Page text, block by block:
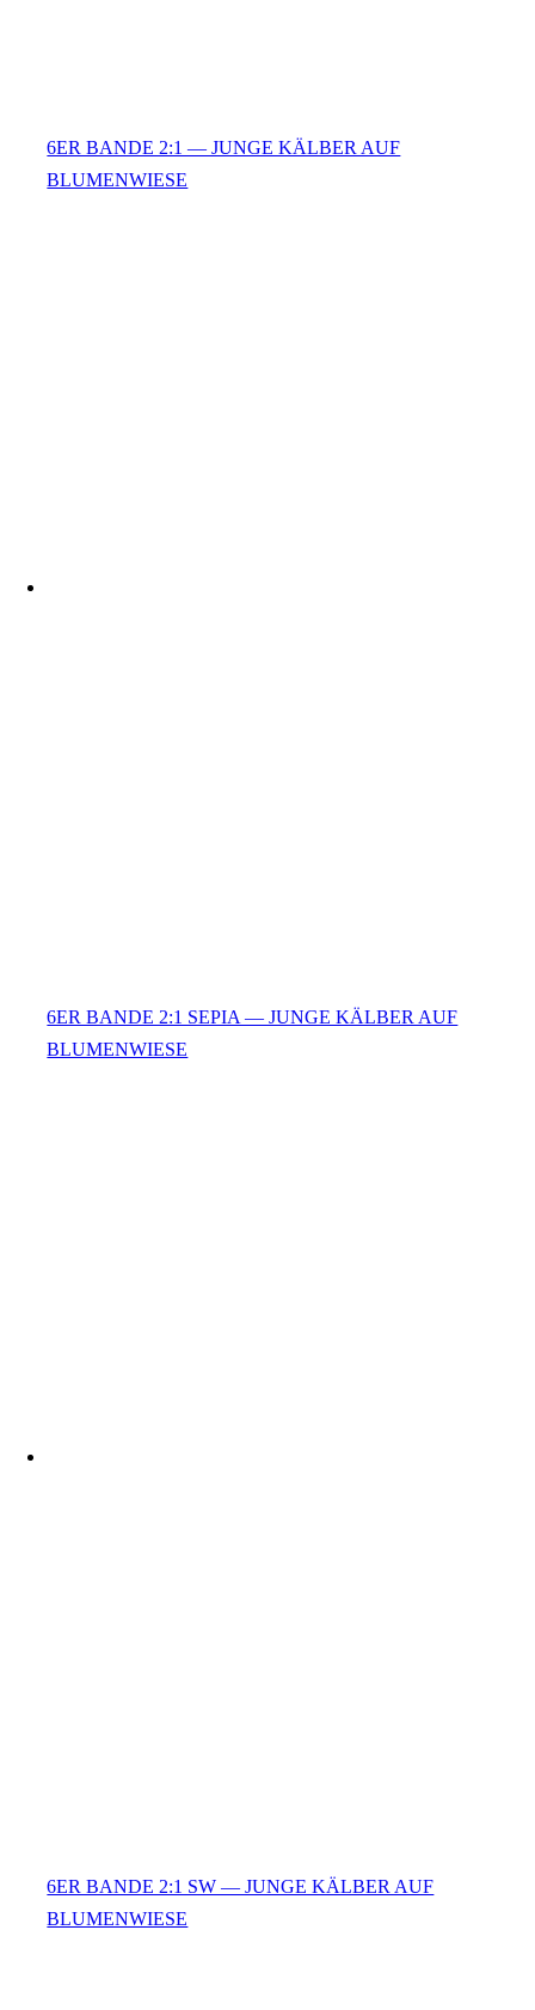
6ER BANDE 2:1 — JUNGE KÄLBER AUF
BLUMENWIESE
6ER BANDE 2:1 SEPIA — JUNGE KÄLBER AUF
BLUMENWIESE
6ER BANDE 2:1 SW — JUNGE KÄLBER AUF
BLUMENWIESE